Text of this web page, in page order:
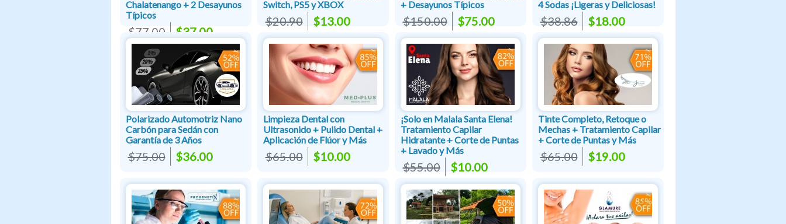
Chalatenango + 2 Desayunos
Típicos
$77.00 $37.00
Switch, PS5 y XBOX
$20.90 $13.00
+ Desayunos Típicos
$150.00 $75.00
4 Sodas ¡Ligeras y Deliciosas!
$38.86 $18.00
Polarizado Automotriz Nano
Carbón para Sedán con
Garantía de 3 Años
$75.00 $36.00
Limpieza Dental con
Ultrasonido + Pulido Dental +
Aplicación de Flúor y Más
$65.00 $10.00
¡Solo en Malala Santa Elena!
Tratamiento Capilar
Hidratante + Corte de Puntas
+ Lavado y Más
$55.00 $10.00
Tinte Completo, Retoque o
Mechas + Tratamiento Capilar
+ Corte de Puntas y Más
$65.00 $19.00